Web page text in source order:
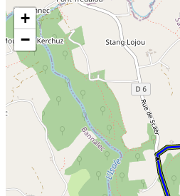
Ne pas consulter la carte et
informations
+
−